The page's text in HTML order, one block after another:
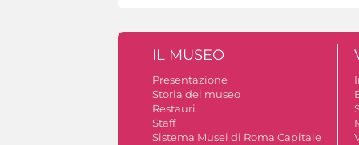
IL MUSEO
Presentazione
Storia del museo
Restauri
Staff
Sistema Musei di Roma Capitale